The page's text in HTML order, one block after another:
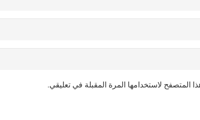
المتصفح لاستخدامها المرة المقبلة في تعليقي.